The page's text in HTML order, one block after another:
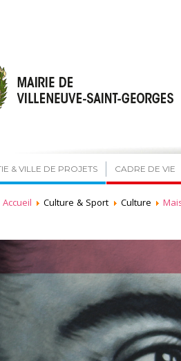
& VILLE DE PROJETS CADRE DE VIE
Accueil Culture & Sport Culture